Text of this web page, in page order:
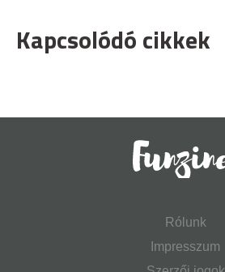
Kapcsolódó cikkek
Rólunk
Impresszum